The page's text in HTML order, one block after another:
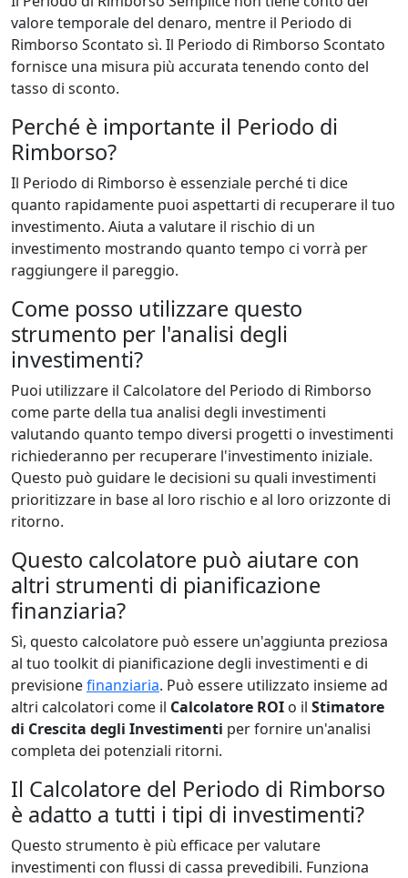
valore temporale del denaro, mentre il Periodo di
Rimborso Scontato sì. Il Periodo di Rimborso Scontato
fornisce una misura più accurata tenendo conto del
tasso di sconto.
Perché è importante il Periodo di
Rimborso?
Il Periodo di Rimborso è essenziale perché ti dice
quanto rapidamente puoi aspettarti di recuperare il tuo
investimento. Aiuta a valutare il rischio di un
investimento mostrando quanto tempo ci vorrà per
raggiungere il pareggio.
Come posso utilizzare questo
strumento per l'analisi degli
investimenti?
Puoi utilizzare il Calcolatore del Periodo di Rimborso
come parte della tua analisi degli investimenti
valutando quanto tempo diversi progetti o investimenti
richiederanno per recuperare l'investimento iniziale.
Questo può guidare le decisioni su quali investimenti
prioritizzare in base al loro rischio e al loro orizzonte di
ritorno.
Questo calcolatore può aiutare con
altri strumenti di pianificazione
finanziaria?
Sì, questo calcolatore può essere un'aggiunta preziosa
al tuo toolkit di pianificazione degli investimenti e di
previsionefinanziaria. Può essere utilizzato insieme ad
altri calcolatori come il Calcolatore ROI o il Stimatore
di Crescita degli Investimenti per fornire un'analisi
completa dei potenziali ritorni.
Il Calcolatore del Periodo di Rimborso
è adatto a tutti i tipi di investimenti?
Questo strumento è più efficace per valutare
investimenti con flussi di cassa prevedibili. Funziona